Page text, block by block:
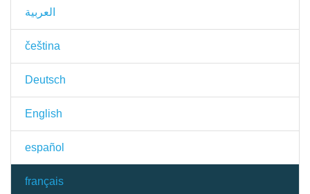
العربية
čeština
Deutsch
English
español
français